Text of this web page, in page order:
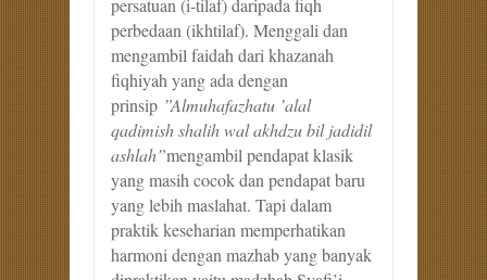
perbedaan (ikhtilaf). Menggali dan
mengambil faidah dari khazanah
fiqhiyah yang ada dengan
prinsip ”Almuhafazhatu ’alal
qadimish shalih wal akhdzu bil jadidil
ashlah”mengambil pendapat klasik
yang masih cocok dan pendapat baru
yang lebih maslahat. Tapi dalam
praktik keseharian memperhatikan
harmoni dengan mazhab yang banyak